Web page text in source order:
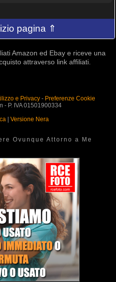
pagina ⇑
Amazon ed Ebay e riceve una
attraverso link affiliati.
e Privacy- Preferenze Cookie
- P. IVA 01501900334
| Versione Nera
Ovunque Attorno a Me